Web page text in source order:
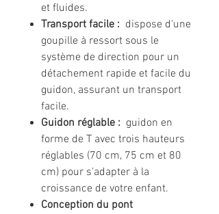
et fluides.
Transport facile : dispose d'une
goupille à ressort sous le
système de direction pour un
détachement rapide et facile du
guidon, assurant un transport
facile.
Guidon réglable : guidon en
forme de T avec trois hauteurs
réglables (70 cm, 75 cm et 80
cm) pour s'adapter à la
croissance de votre enfant.
Conception du pont